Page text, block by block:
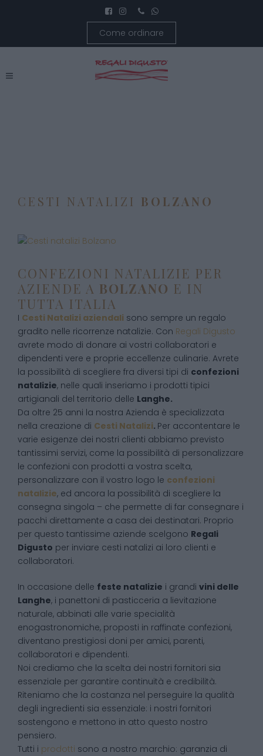
Come ordinare
CESTI NATALIZI BOLZANO
CONFEZIONI NATALIZIE PER
AZIENDE A BOLZANO E IN
TUTTA ITALIA
I Cesti Natalizi aziendali sono sempre un regalo
gradito nelle ricorrenze natalizie. Con Regali Digusto
avrete modo di donare ai vostri collaboratori e
dipendenti vere e proprie eccellenze culinarie. Avrete
la possibilità di scegliere fra diversi tipi di confezioni
natalizie, nelle quali inseriamo i prodotti tipici
artigianali del territorio delle Langhe.
Da oltre 25 anni la nostra Azienda è specializzata
nella creazione di Cesti Natalizi. Per accontentare le
varie esigenze dei nostri clienti abbiamo previsto
tantissimi servizi, come la possibilità di personalizzare
le confezioni con prodotti a vostra scelta,
personalizzare con il vostro logo le confezioni
natalizie, ed ancora la possibilità di scegliere la
consegna singola – che permette di far consegnare i
pacchi direttamente a casa dei destinatari. Proprio
per questo tantissime aziende scelgono Regali
Digusto per inviare cesti natalizi ai loro clienti e
collaboratori.
In occasione delle feste natalizie i grandi vini delle
Langhe, i panettoni di pasticceria a lievitazione
naturale, abbinati alle varie specialità
enogastronomiche, proposti in raffinate confezioni,
diventano prestigiosi doni per amici, parenti,
collaboratori e dipendenti.
Noi crediamo che la scelta dei nostri fornitori sia
essenziale per garantire continuità e credibilità.
Riteniamo che la costanza nel perseguire la qualità
degli ingredienti sia essenziale: i nostri fornitori
sostengono e mettono in atto questo nostro
pensiero.
Tutti i prodotti sono a nostro marchio: garanzia di